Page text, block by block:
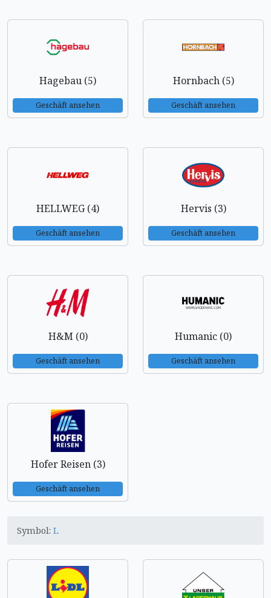
Hagebau (5)
Geschäft ansehen
Hornbach (5)
Geschäft ansehen
HELLWEG (4)
Geschäft ansehen
Hervis (3)
Geschäft ansehen
H&M (0)
Geschäft ansehen
Humanic (0)
Geschäft ansehen
Hofer Reisen (3)
Geschäft ansehen
Symbol: L